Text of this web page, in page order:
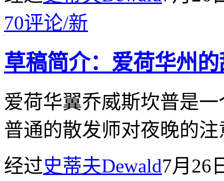
70评论/新
草稿简介：爱荷华州
爱荷华翼乔威斯坎普是
普通的散发师对夜晚的注
经过史蒂夫Dewald7月26